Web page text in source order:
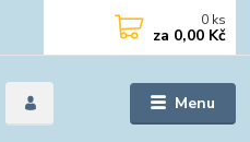
Menu
0 ks
za 0,00 Kč